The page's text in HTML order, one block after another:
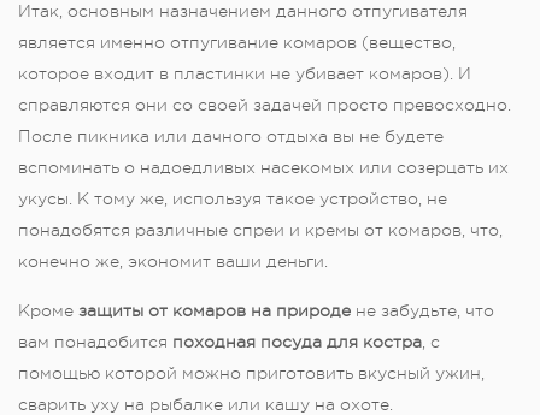
Итак, основным назначением данного отпугивателя
является именно отпугивание комаров (вещество,
которое входит в пластинки не убивает комаров). И
справляются они со своей задачей просто превосходно.
После пикника или дачного отдыха вы не будете
вспоминать о надоедливых насекомых или созерцать их
укусы. К тому же, используя такое устройство, не
понадобятся различные спреи и кремы от комаров, что,
конечно же, экономит ваши деньги.
Кроме защиты от комаров на природе не забудьте, что
вам понадобится походная посуда для костра , с
помощью которой можно приготовить вкусный ужин,
сварить уху на рыбалке или кашу на охоте.